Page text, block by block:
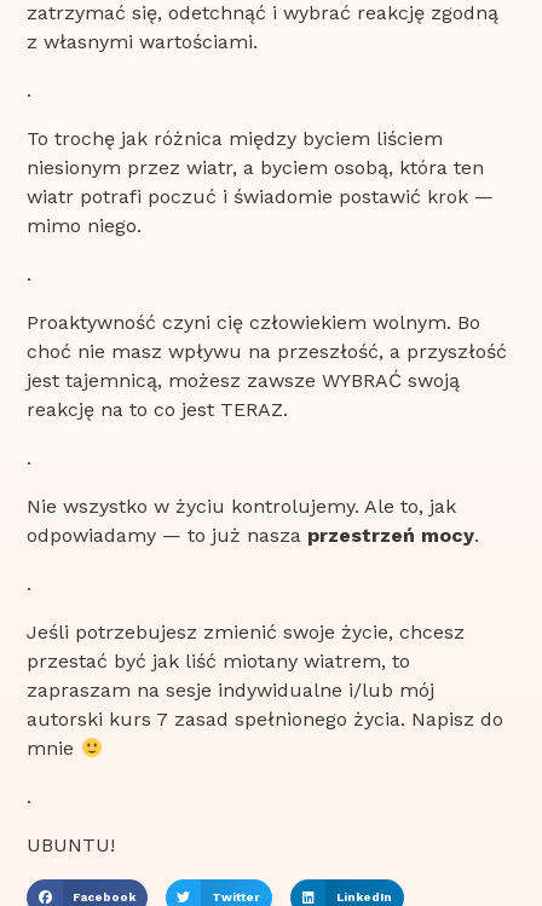
zatrzymać się, odetchnąć i wybrać reakcję zgodną
z własnymi wartościami.
.
To trochę jak różnica między byciem liściem
niesionym przez wiatr, a byciem osobą, która ten
wiatr potrafi poczuć i świadomie postawić krok —
mimo niego.
.
Proaktywność czyni cię człowiekiem wolnym. Bo
choć nie masz wpływu na przeszłość, a przyszłość
jest tajemnicą, możesz zawsze WYBRAĆ swoją
reakcję na to co jest TERAZ.
.
Nie wszystko w życiu kontrolujemy. Ale to, jak
odpowiadamy — to już nasza przestrzeń mocy.
.
Jeśli potrzebujesz zmienić swoje życie, chcesz
przestać być jak liść miotany wiatrem, to
zapraszam na sesje indywidualne i/lub mój
autorski kurs 7 zasad spełnionego życia. Napisz do
mnie
.
UBUNTU!
Facebook Twitter LinkedIn